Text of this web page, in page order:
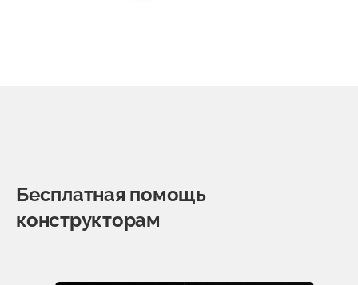
Бесплатная помощь
конструкторам